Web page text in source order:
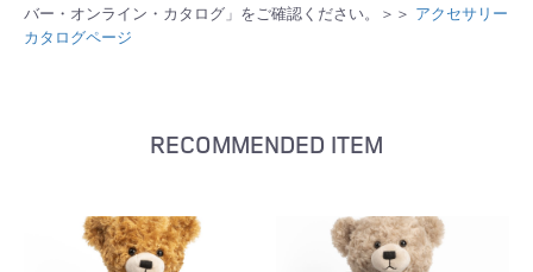
バー・オンライン・カタログ」をご確認ください。＞＞ アクセサリー
カタログページ
RECOMMENDED ITEM